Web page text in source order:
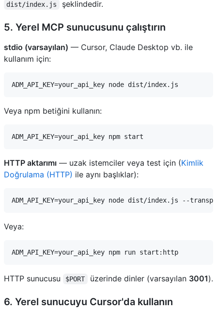
dist/index.js şeklindedir.
5. Yerel MCP sunucusunu çalıştırın
stdio (varsayılan) — Cursor, Claude Desktop vb. ile
kullanım için:
Veya npm betiğini kullanın:
HTTP aktarımı — uzak istemciler veya test için (Kimlik
Doğrulama (HTTP) ile aynı başlıklar):
Veya:
HTTP sunucusu $PORT üzerinde dinler (varsayılan 3001).
6. Yerel sunucuyu Cursor'da kullanın